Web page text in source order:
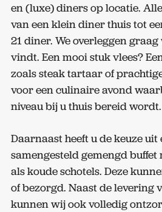
en (luxe) diners op locatie.
van een klein diner thuis tot
21 diner. We overleggen
vindt. Een mooi stuk vlees?
zoals steak tartaar of
voor een culinaire avond
niveau bij u thuis bereid wordt.
Daarnaast heeft u de keuze
samengesteld gemengd
als koude schotels. Deze
of bezorgd. Naast de levering
kunnen wij ook volledig